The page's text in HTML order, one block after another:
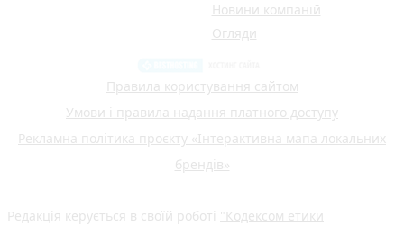
Новини компаній
Огляди
Правила користування сайтом
Умови і правила надання платного доступу
Рекламна політика проєкту «Інтерактивна мапа локальних
брендів»
Редакція керується в своїй роботі "Кодексом етики